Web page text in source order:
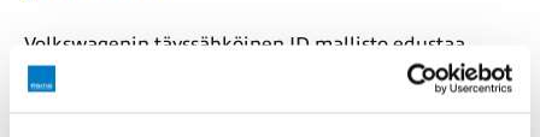
Volkswagenin täyssähköinen ID mallisto edustaa
uudenlaista liikkumisen tapaa, jossa yhdistyvät
suorituskyky, hiljaisuus ja vastuullisuus. ID 3 tarjoaa